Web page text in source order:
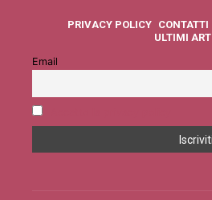
PRIVACY POLICY CONTATTI
ULTIMI
Email